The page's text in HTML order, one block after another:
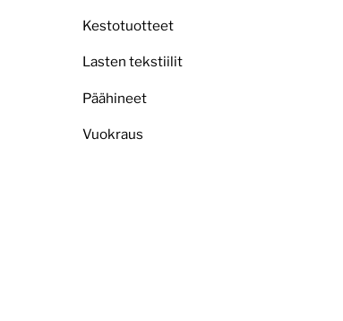
Kestotuotteet
Lasten tekstiilit
Päähineet
Vuokraus